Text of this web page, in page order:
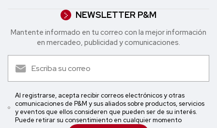
NEWSLETTER P&M
Mantente informado en tu correo con la mejor in formación
en mercadeo, publicidad y comunicaciones.
Al registrarse, acepta recibir correos electrónicos y otras
comunicaciones de P&M y sus aliados sobre productos, servicios
y eventos que ellos consideren que pueden ser de su interés.
Puede retirar su consentimiento en cualquier momento